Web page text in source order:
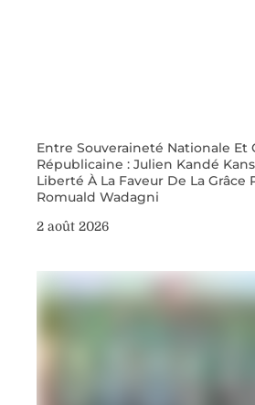
Entre Souveraineté Nationale Et
Républicaine : Julien Kandé
Liberté À La Faveur De La
Romuald Wadagni
2 août 2026